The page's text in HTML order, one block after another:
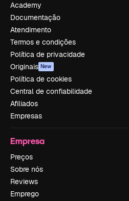
Academy
Documentação
Atendimento
Termos e condições
Política de privacidade
Originais New
Política de cookies
Central de confiabilidade
Afiliados
Empresas
Empresa
Preços
Sobre nós
Reviews
Emprego